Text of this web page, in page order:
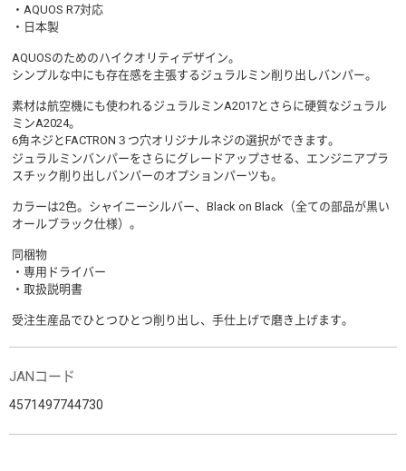
・AQUOS R7対応
・日本製
AQUOSのためのハイクオリティデザイン。
シンプルな中にも存在感を主張するジュラルミン削り出しバンパー。
素材は航空機にも使われるジュラルミンA2017とさらに硬質なジュラル
ミンA2024。
6角ネジとFACTRON３つ穴オリジナルネジの選択ができます。
ジュラルミンバンパーをさらにグレードアップさせる、エンジニアプラ
スチック削り出しバンパーのオプションパーツも。
カラーは2色。シャイニーシルバー、Black on Black（全ての部品が黒い
オールブラック仕様）。
同梱物
・専用ドライバー
・取扱説明書
受注生産品でひとつひとつ削り出し、手仕上げで磨き上げます。
JANコード
4571497744730